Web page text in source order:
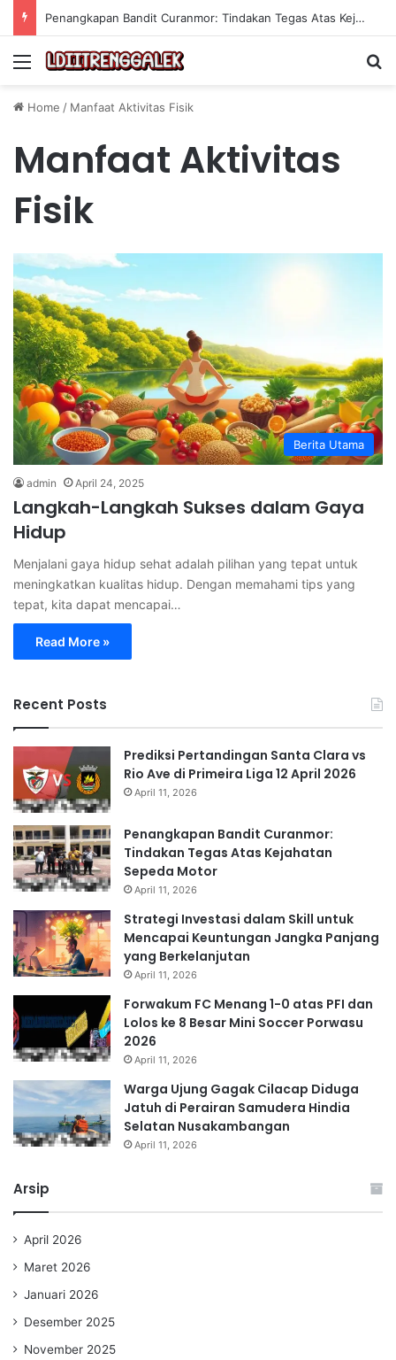
Penangkapan Bandit Curanmor: Tindakan Tegas Atas Kejahatan Sepeda Motor
Menu
Home / Manfaat Aktivitas Fisik
Manfaat Aktivitas
Fisik
Berita Utama
admin April 24, 2025
Langkah-Langkah Sukses dalam Gaya
Hidup
Menjalani gaya hidup sehat adalah pilihan yang tepat untuk
meningkatkan kualitas hidup. Dengan memahami tips yang
tepat, kita dapat mencapai…
Read More »
Recent Posts
Prediksi Pertandingan Santa Clara vs
Rio Ave di Primeira Liga 12 April 2026
April 11, 2026
Penangkapan Bandit Curanmor:
Tindakan Tegas Atas Kejahatan
Sepeda Motor
April 11, 2026
Strategi Investasi dalam Skill untuk
Mencapai Keuntungan Jangka Panjang
yang Berkelanjutan
April 11, 2026
Forwakum FC Menang 1-0 atas PFI dan
Lolos ke 8 Besar Mini Soccer Porwasu
2026
April 11, 2026
Warga Ujung Gagak Cilacap Diduga
Jatuh di Perairan Samudera Hindia
Selatan Nusakambangan
April 11, 2026
Arsip
April 2026
Maret 2026
Januari 2026
Desember 2025
November 2025